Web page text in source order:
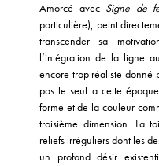
Amorcé avec Signe de
particulière), peint
transcender sa
l’intégration de la ligne
encore trop réaliste donné
pas le seul a cette
forme et de la couleur
troisième dimension. La
reliefs irréguliers dont les
un profond désir